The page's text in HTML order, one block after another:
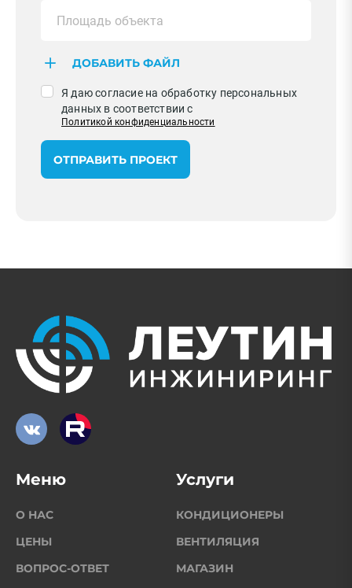
ДОБАВИТЬ ФАЙЛ
Я даю согласие на обработку персональных
данных в соответствии с
Политикой конфиденциальности
ОТПРАВИТЬ ПРОЕКТ
Меню
О НАС
ЦЕНЫ
ВОПРОС-ОТВЕТ
Услуги
КОНДИЦИОНЕРЫ
ВЕНТИЛЯЦИЯ
МАГАЗИН